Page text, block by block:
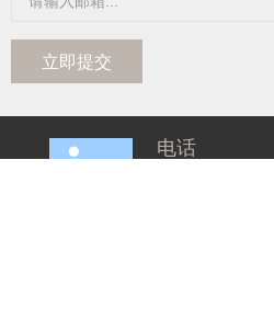
立即提交
电话